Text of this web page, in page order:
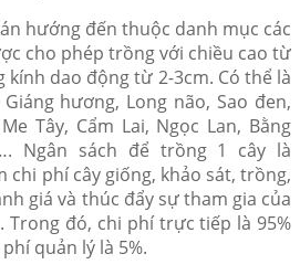
hướng đến thuộc danh mục các
cho phép trồng với chiều cao từ
kính dao động từ 2-3cm. Có thể là
hương, Long não, Sao đen,
Tây, Cẩm Lai, Ngọc Lan, Bằng
Ngân sách để trồng 1 cây là
chi phí cây giống, khảo sát, trồng,
giá và thúc đẩy sự tham gia của
Trong đó, chi phí trực tiếp là 95%
quản lý là 5%.